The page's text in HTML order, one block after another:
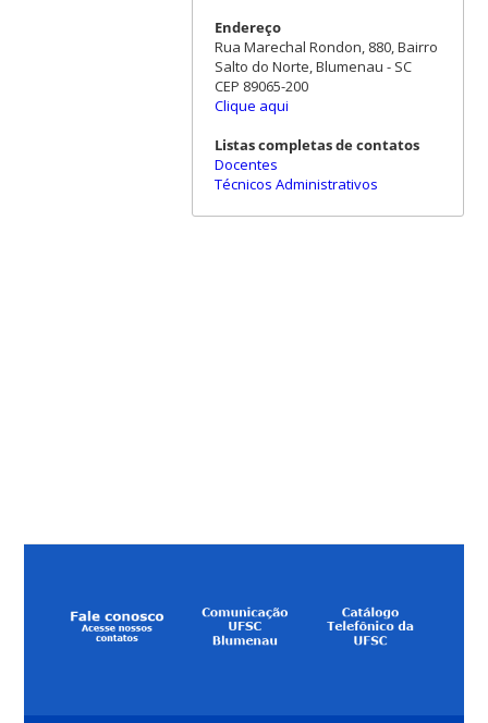
Endereço
Rua Marechal Rondon, 880, Bairro
Salto do Norte, Blumenau - SC
CEP 89065-200
Clique aqui
Listas completas de contatos
Docentes
Técnicos Administrativos